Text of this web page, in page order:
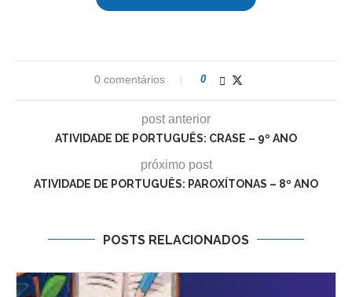
0 comentários 0
post anterior
ATIVIDADE DE PORTUGUÊS: CRASE – 9º ANO
próximo post
ATIVIDADE DE PORTUGUÊS: PAROXÍTONAS – 8º ANO
POSTS RELACIONADOS